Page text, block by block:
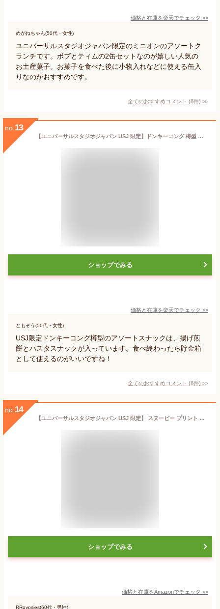
価格と在庫を楽天でチェック >>
めがねちゃん(50代・女性)
ユニバーサルスタジオジャパン限定のミニオンのアソートク
ランチです。ボブとティムの2缶セットなのが嬉しい人気の
お土産菓子。お菓子を食べた後に小物入れなどに使える缶入
りなのがおすすめです。
全てのおすすめコメント (8件) >
no. 13
【ユニバーサルスタジオジャパン USJ 限定】ドンキーコング 樽型 アソートスナック 貯金箱 スーパー ニンテンドー ワールド お土産 お菓子 ユニバ グッズ プレゼント
ショップでみる
価格と在庫を楽天でチェック >>
ともぞう(50代・女性)
USJ限定ドンキーコング樽型のアソートスナックは、揚げ煎
餅とパスタスナックが入っています。食べ終わったら貯金箱
として使えるのがいいですね！
全てのおすすめコメント (8件) >
no. 14
【ユニバーサルスタジオジャパン USJ 限定】 スヌーピー プリント クッキーCB(SN16) お土産 お菓子 ユニバ グッズ プレゼント (1個)
ショップでみる
価格と在庫をAmazonでチェック >>
RRgypsies(60代・男性)